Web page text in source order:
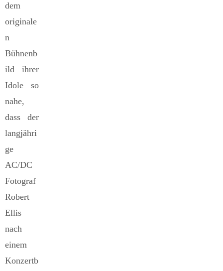
dem
originale
n
Bühnenb
ild ihrer
Idole so
nahe,
dass der
langjähri
ge
AC/DC
Fotograf
Robert
Ellis
nach
einem
Konzertb